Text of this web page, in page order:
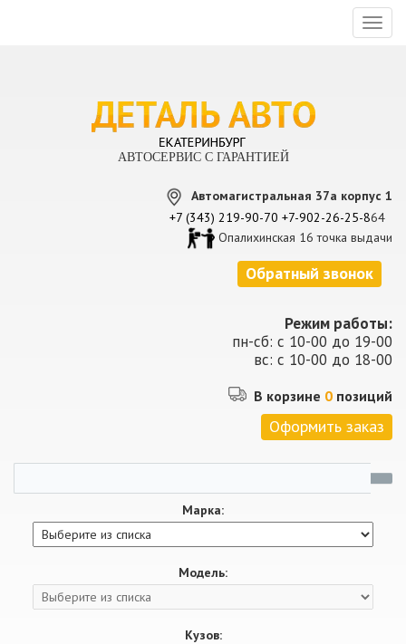
АВТОСЕРВИС С ГАРАНТИЕЙ
Автомагистральная 37а корпус 1
+7 (343) 219-90-70 +7-902-26-25-864
Опалихинская 16 точка выдачи
Обратный звонок
Режим работы:
пн-сб: с 10-00 до 19-00
вс: с 10-00 до 18-00
В корзине 0 позиций
Оформить заказ
Марка:
Модель:
Кузов: